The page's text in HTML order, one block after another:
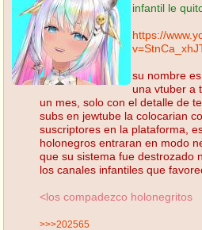
infantil le
https://
su nombre
una vtuber a
un mes, solo con el detalle de
subs en jewtube la colocarian
suscriptores en la plataforma,
holonegros entraran en modo
que su sistema fue destrozado
los canales infantiles que
<los compadezco holonegritos
>>>202565